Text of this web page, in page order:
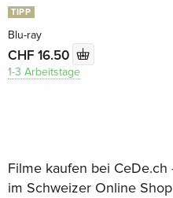
TIPP
Blu-ray
CHF 16.50
1-3 Arbeitstage
Filme kaufen bei
im Schweizer Online Shop